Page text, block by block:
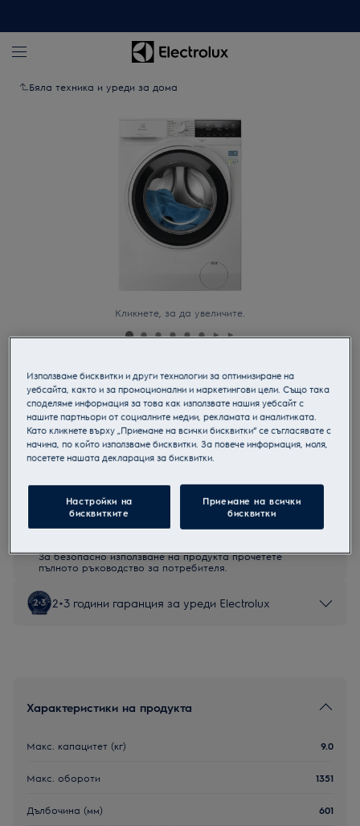
Бяла техника и уреди за дома
Кликнете, за да увеличите.
EW7F3494FQE
Пералня с предно зареждане
безопасност съгласно регламент на ЕС 2023/988 са
За безопасно използване на продукта прочетете
пълното ръководство за потребителя.
2+3 години гаранция за уреди Electrolux
Характеристики на продукта
Макс. капацитет (кг) 9.0
Макс. обороти 1351
Дълбочина (мм) 601
Използваме бисквитки и други технологии за оптимизиране на
уебсайта, както и за промоционални и маркетингови цели. Също така
споделяме информация за това как използвате нашия уебсайт с
нашите партньори от социалните медии, рекламата и аналитиката.
Като кликнете върху „Приемане на всички бисквитки“ се съгласявате с
начина, по който използваме бисквитки. За повече информация, моля,
посетете нашата декларация за бисквитки.
Настройки на
бисквитките
Приемане на всички
бисквитки